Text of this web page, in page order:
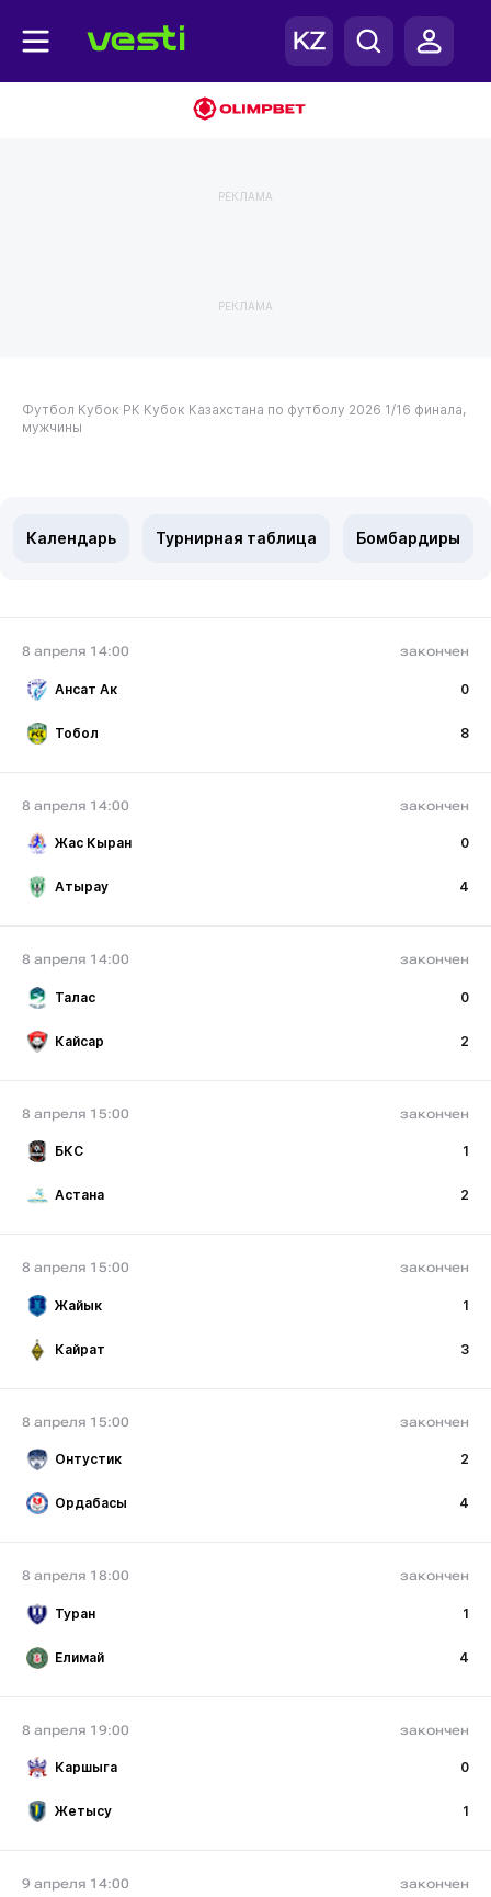
РЕКЛАМА
РЕКЛАМА
Футбол Кубок РК Кубок Казахстана по футболу 2026 1/16 финала,
мужчины
Календарь Турнирная таблица Бомбардиры
8 апреля 14:00 закончен
Ансат Ак 0
Тобол 8
8 апреля 14:00 закончен
Жас Кыран 0
Атырау 4
8 апреля 14:00 закончен
Талас 0
Кайсар 2
8 апреля 15:00 закончен
БКС 1
Астана 2
8 апреля 15:00 закончен
Жайык 1
Кайрат 3
8 апреля 15:00 закончен
Онтустик 2
Ордабасы 4
8 апреля 18:00 закончен
Туран 1
Елимай 4
8 апреля 19:00 закончен
Каршыга 0
Жетысу 1
9 апреля 14:00 закончен